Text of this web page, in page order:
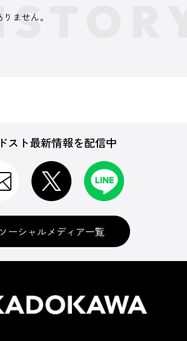
ません。
スト最新情報を配信中
ソーシャルメディア一覧